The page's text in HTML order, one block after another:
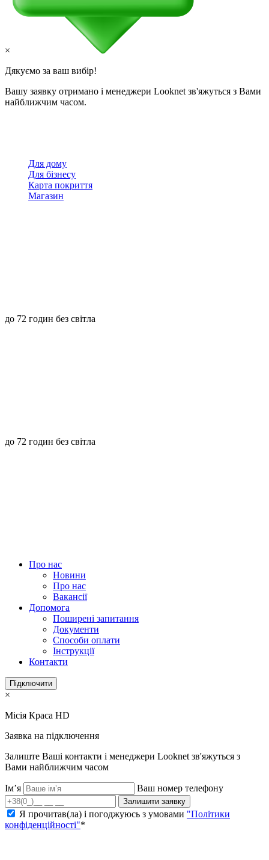
×
Дякуємо за ваш вибір!
Вашу заявку отримано і менеджери Looknet зв'яжуться з Вами
найближчим часом.
Для дому
Для бізнесу
Карта покриття
Магазин
до 72 годин без світла
до 72 годин без світла
Про нас
Новини
Про нас
Вакансії
Допомога
Поширені запитання
Документи
Способи оплати
Інструкції
Контакти
Підключити
×
Місія Краса HD
Заявка на підключення
Залиште Ваші контакти і менеджери Looknet зв'яжуться з
Вами найближчим часом
Ім’я Ваш номер телефону
Залишити заявку
Я прочитав(ла) і погоджуюсь з умовами "Політики
конфіденційності"*